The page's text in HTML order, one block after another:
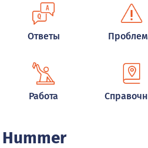
Ответы
Работа
Hummer